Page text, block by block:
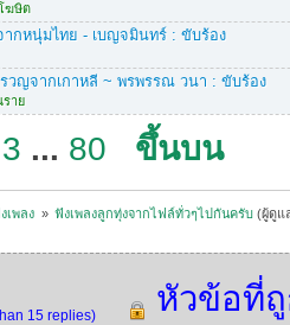
ฆษิต
ากหนุ่มไทย - เบญจมินทร์ : ขับร้อง
รวญจากเกาหลี ~ พรพรรณ วนา : ขับร้อง
าย
3 ... 80 ขึ้นบน
เพลง » ฟังเพลงลูกทุ่งจากไฟล์ทั่วๆไปกันครับ (ผู้ดู
15 replies)
หัวข้อที่